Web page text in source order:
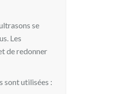
se
Les
de redonner
sont utilisées :